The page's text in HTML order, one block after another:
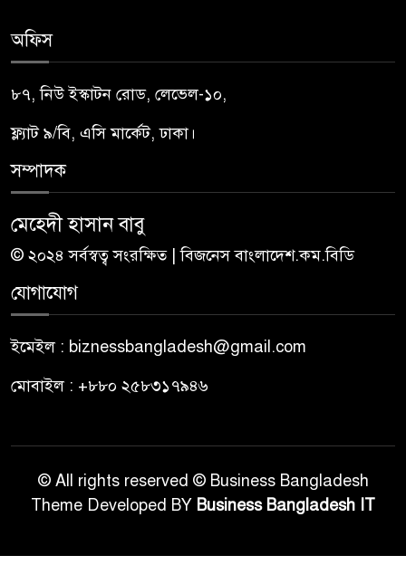
অফিস
৮৭, নিউ ইস্কাটন রোড, লেভেল-১০,
ফ্ল্যাট ৯/বি, এসি মার্কেট, ঢাকা।
সম্পাদক
মেহেদী হাসান বাবু
© ২০২৪ সর্বস্বত্ব সংরক্ষিত | বিজনেস বাংলাদেশ.কম.বিডি
যোগাযোগ
ইমেইল : biznessbangladesh@gmail.com
মোবাইল : +৮৮০ ২৫৮৩১৭৯৪৬
© All rights reserved © Business Bangladesh
Theme Developed BY Business Bangladesh IT